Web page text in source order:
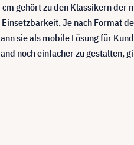
gehört zu den Klassikern
Je nach Format
sie als mobile Lösung für
noch einfacher zu gestalten,